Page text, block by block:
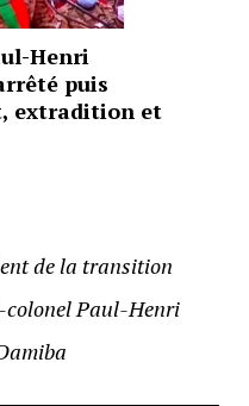
Henri
puis
extradition et
de la transition
Paul-Henri